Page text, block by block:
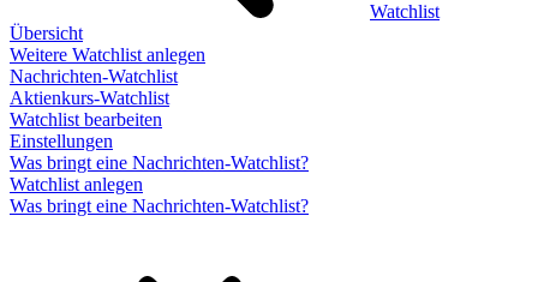
Watchlist
Übersicht
Weitere Watchlist anlegen
Nachrichten-Watchlist
Aktienkurs-Watchlist
Watchlist bearbeiten
Einstellungen
Was bringt eine Nachrichten-Watchlist?
Watchlist anlegen
Was bringt eine Nachrichten-Watchlist?